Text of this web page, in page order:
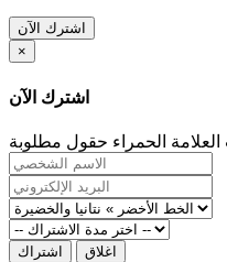
اشترك الآن
×
اشترك الآن
العلامة الحمراء حقول مطلوبة
اشتراك اغلاق